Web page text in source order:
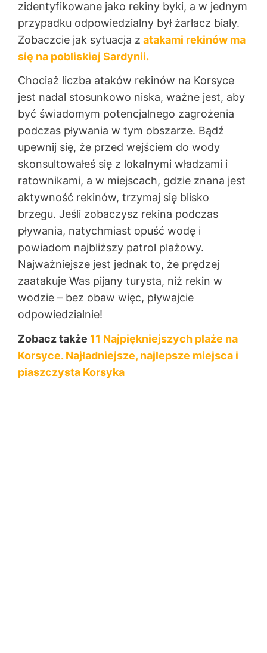
zidentyfikowane jako rekiny byki, a w jednym
przypadku odpowiedzialny był żarłacz biały.
Zobaczcie jak sytuacja z atakami rekinów ma
się na pobliskiej Sardynii.
Chociaż liczba ataków rekinów na Korsyce
jest nadal stosunkowo niska, ważne jest, aby
być świadomym potencjalnego zagrożenia
podczas pływania w tym obszarze. Bądź
upewnij się, że przed wejściem do wody
skonsultowałeś się z lokalnymi władzami i
ratownikami, a w miejscach, gdzie znana jest
aktywność rekinów, trzymaj się blisko
brzegu. Jeśli zobaczysz rekina podczas
pływania, natychmiast opuść wodę i
powiadom najbliższy patrol plażowy.
Najważniejsze jest jednak to, że prędzej
zaatakuje Was pijany turysta, niż rekin w
wodzie – bez obaw więc, pływajcie
odpowiedzialnie!
Zobacz także 11 Najpiękniejszych plaże na
Korsyce. Najładniejsze, najlepsze miejsca i
piaszczysta Korsyka